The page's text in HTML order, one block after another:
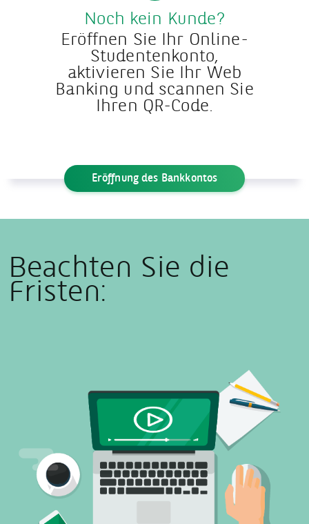
Noch kein Kunde?
Eröffnen Sie Ihr Online-
Studentenkonto,
aktivieren Sie Ihr Web
Banking und scannen Sie
Ihren QR-Code.
Eröffnung des Bankkontos
Beachten Sie die
Fristen: